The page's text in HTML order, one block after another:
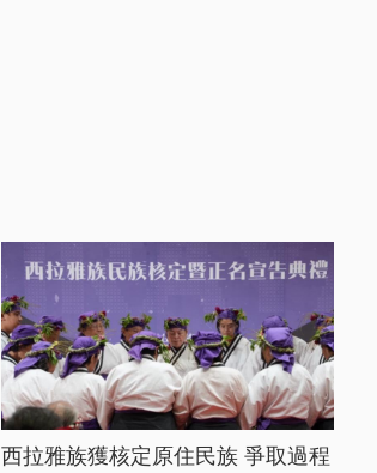
西拉雅族獲核定原住民族 爭取過程